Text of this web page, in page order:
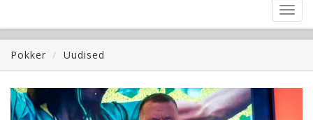
Pokker
Uudised